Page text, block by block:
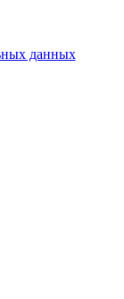
данных